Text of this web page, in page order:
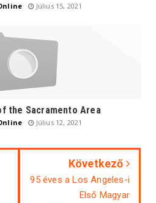
Július 15, 2021
the Sacramento Area
Július 12, 2021
Következő
95 éves a Los Angeles-i
Első Magyar